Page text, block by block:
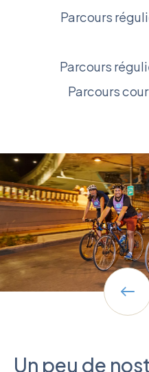
Parcours
Parcours
Parcours
Un peu de